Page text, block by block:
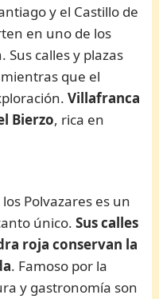
y el Castillo de
en uno de los
Sus calles y plazas
que el
Villafranca
Bierzo, rica en
Polvazares es un
único.Sus calles
roja conservan la
. Famoso por la
y gastronomía son